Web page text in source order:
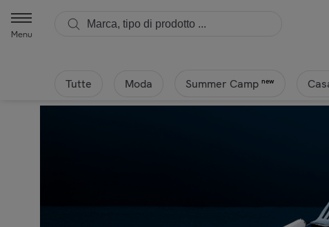
Menu
Tutte Moda Summer Camp new